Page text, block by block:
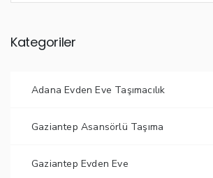
Kategoriler
Adana Evden Eve Taşımacılık
Gaziantep Asansörlü Taşıma
Gaziantep Evden Eve